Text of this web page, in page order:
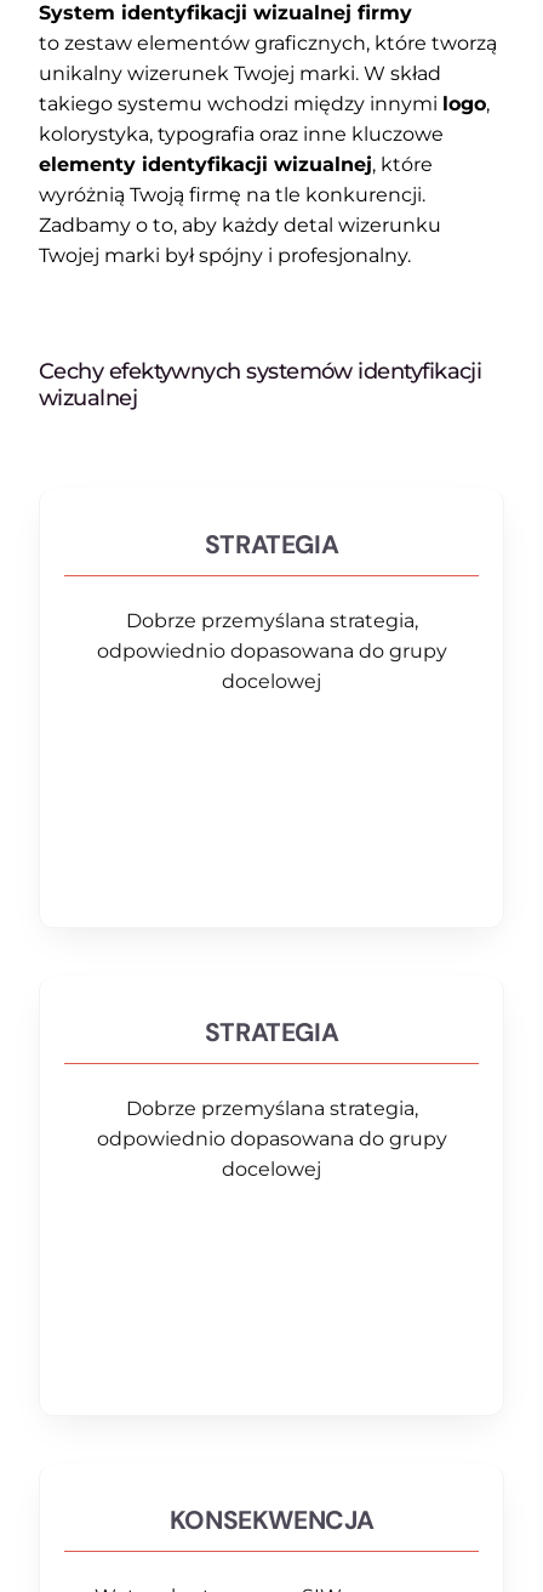
System identyfikacji wizualnej firmy
to zestaw elementów graficznych, które tworzą
unikalny wizerunek Twojej marki. W skład
takiego systemu wchodzi między innymi logo,
kolorystyka, typografia oraz inne kluczowe
elementy identyfikacji wizualnej, które
wyróżnią Twoją firmę na tle konkurencji.
Zadbamy o to, aby każdy detal wizerunku
Twojej marki był spójny i profesjonalny.
Cechy efektywnych systemów identyfikacji
wizualnej
STRATEGIA
Dobrze przemyślana strategia,
odpowiednio dopasowana do grupy
docelowej
STRATEGIA
Dobrze przemyślana strategia,
odpowiednio dopasowana do grupy
docelowej
KONSEKWENCJA